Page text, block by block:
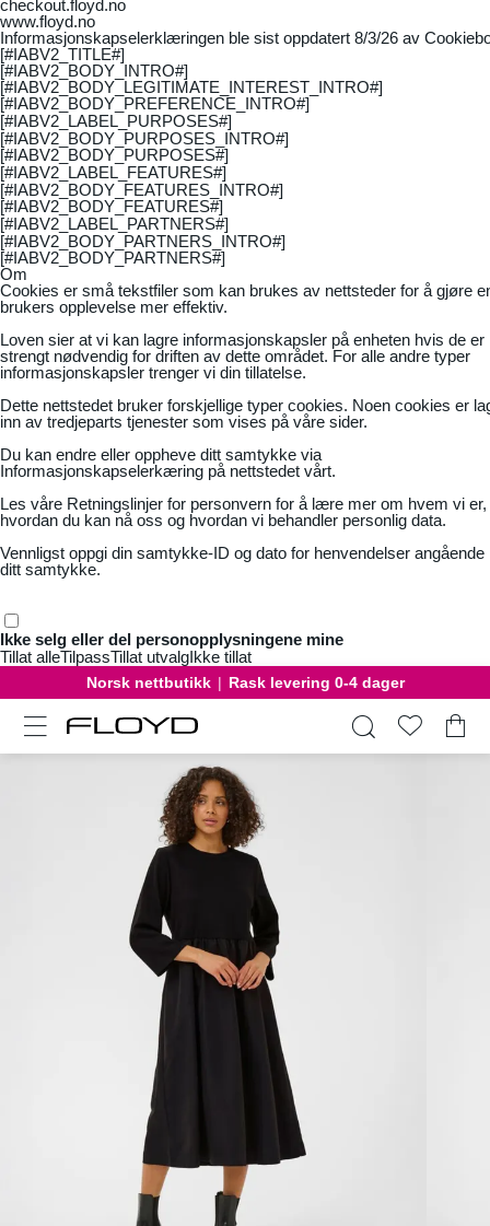
checkout.floyd.no
www.floyd.no
Informasjonskapselerklæringen ble sist oppdatert 8/3/26 av
[#IABV2_TITLE#]
[#IABV2_BODY_INTRO#]
[#IABV2_BODY_LEGITIMATE_INTEREST_INTRO#]
[#IABV2_BODY_PREFERENCE_INTRO#]
[#IABV2_LABEL_PURPOSES#]
[#IABV2_BODY_PURPOSES_INTRO#]
[#IABV2_BODY_PURPOSES#]
[#IABV2_LABEL_FEATURES#]
[#IABV2_BODY_FEATURES_INTRO#]
[#IABV2_BODY_FEATURES#]
[#IABV2_LABEL_PARTNERS#]
[#IABV2_BODY_PARTNERS_INTRO#]
[#IABV2_BODY_PARTNERS#]
Om
Cookies er små tekstfiler som kan brukes av nettsteder for å gjøre
brukers opplevelse mer effektiv.
Loven sier at vi kan lagre informasjonskapsler på enheten hvis de er
strengt nødvendig for driften av dette området. For alle andre typer
informasjonskapsler trenger vi din tillatelse.
Dette nettstedet bruker forskjellige typer cookies. Noen cookies er
inn av tredjeparts tjenester som vises på våre sider.
Du kan endre eller oppheve ditt samtykke via
Informasjonskapselerkæring på nettstedet vårt.
Les våre Retningslinjer for personvern for å lære mer om hvem vi er,
hvordan du kan nå oss og hvordan vi behandler personlig data.
Vennligst oppgi din samtykke-ID og dato for henvendelser angående
ditt samtykke.
Ikke selg eller del personopplysningene mine
Tillat alleTilpassTillat utvalgIkke tillat
Norsk nettbutikk | Rask levering 0-4 dager